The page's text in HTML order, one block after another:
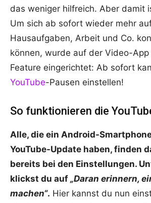
das weniger hilfreich. Aber damit
Um sich ab sofort wieder mehr
Hausaufgaben, Arbeit und Co.
können, wurde auf der Video-App
Feature eingerichtet: Ab sofort
YouTube-Pausen einstellen!
So funktionieren die
Alle, die ein Android-
YouTube-Update haben, finden
bereits bei den Einstellungen.
klickst du auf „Daran erinnern,
machen“. Hier kannst du nun